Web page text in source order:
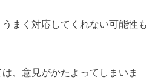
まく対応してくれない可能性も
、意見がかたよってしまいま